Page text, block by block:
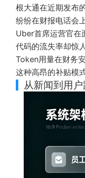
根大通在近期发布
纷纷在财报电话会
Uber首席运营官在
代码的流失率却惊
Token用量在财务
这种高昂的补贴模
从新闻到用